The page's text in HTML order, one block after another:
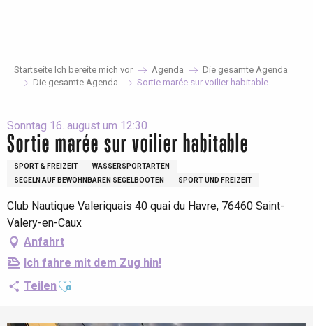
Startseite Ich bereite mich vor Agenda
Die gesamte Agenda
Die gesamte Agenda
Sortie marée sur voilier habitable
Sonntag 16. august um 12:30
Sortie marée sur voilier habitable
SPORT & FREIZEIT
WASSERSPORTARTEN
SEGELN AUF BEWOHNBAREN SEGELBOOTEN
SPORT UND FREIZEIT
Club Nautique Valeriquais 40 quai du Havre, 76460 Saint-
Valery-en-Caux
Anfahrt
Ich fahre mit dem Zug hin!
TeilenAjouter aux favoris